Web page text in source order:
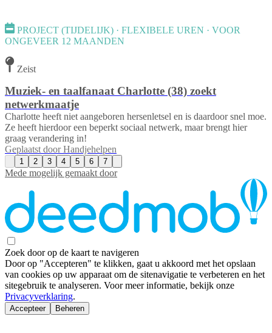
PROJECT (TIJDELIJK) · FLEXIBELE UREN · VOOR
ONGEVEER 12 MAANDEN
Zeist
Muziek- en taalfanaat Charlotte (38) zoekt
netwerkmaatje
Charlotte heeft niet aangeboren hersenletsel en is daardoor snel moe.
Ze heeft hierdoor een beperkt sociaal netwerk, maar brengt hier
graag verandering in!
Geplaatst door Handjehelpen
1 2 3 4 5 6 7
Mede mogelijk gemaakt door
Zoek door op de kaart te navigeren
Door op "Accepteren" te klikken, gaat u akkoord met het opslaan
van cookies op uw apparaat om de sitenavigatie te verbeteren en het
sitegebruik te analyseren. Voor meer informatie, bekijk onze
Privacyverklaring.
Accepteer Beheren